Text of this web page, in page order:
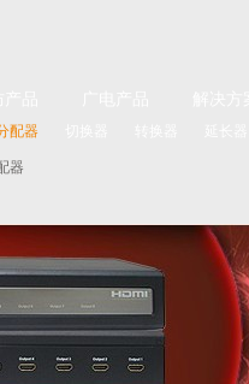
配器
器